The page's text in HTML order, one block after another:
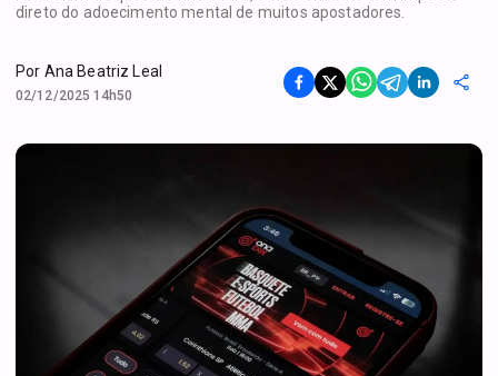
direto do adoecimento mental de muitos apostadores.
Por Ana Beatriz Leal
02/12/2025 14h50